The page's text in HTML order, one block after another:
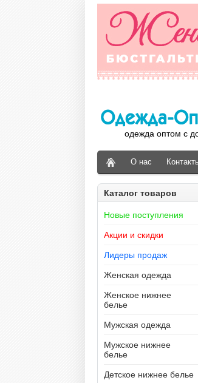
одежда оптом с
О нас
Каталог товаров
Новые поступления
Акции и скидки
Лидеры продаж
Женская одежда
Женское нижнее
белье
Мужская одежда
Мужское нижнее
белье
Детское нижнее белье